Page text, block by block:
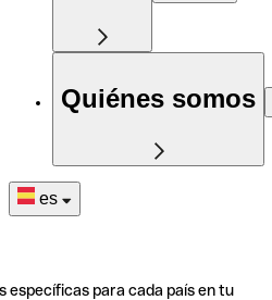
Quiénes somos
es
específicas para cada país en tu